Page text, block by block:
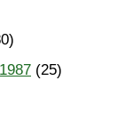
(25)